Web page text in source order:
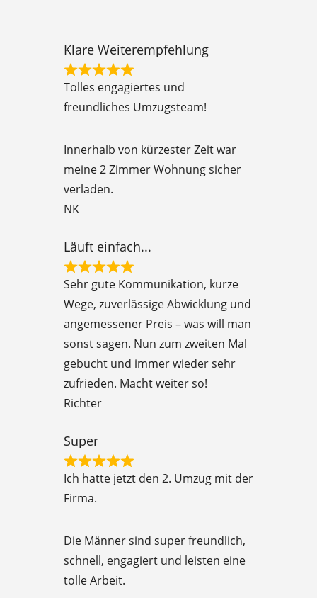
Klare Weiterempfehlung
R
a
d
5
o
o
Tolles engagiertes und
freundliches Umzugsteam!
Innerhalb von kürzester Zeit war
meine 2 Zimmer Wohnung sicher
verladen.
NK
Läuft einfach...
R
d
5
t
o
f
Sehr gute Kommunikation, kurze
Wege, zuverlässige Abwicklung und
angemessener Preis – was will man
sonst sagen. Nun zum zweiten Mal
gebucht und immer wieder sehr
zufrieden. Macht weiter so!
Richter
Super
R
d
5
o
Ich hatte jetzt den 2. Umzug mit der
Firma.
Die Männer sind super freundlich,
schnell, engagiert und leisten eine
tolle Arbeit.